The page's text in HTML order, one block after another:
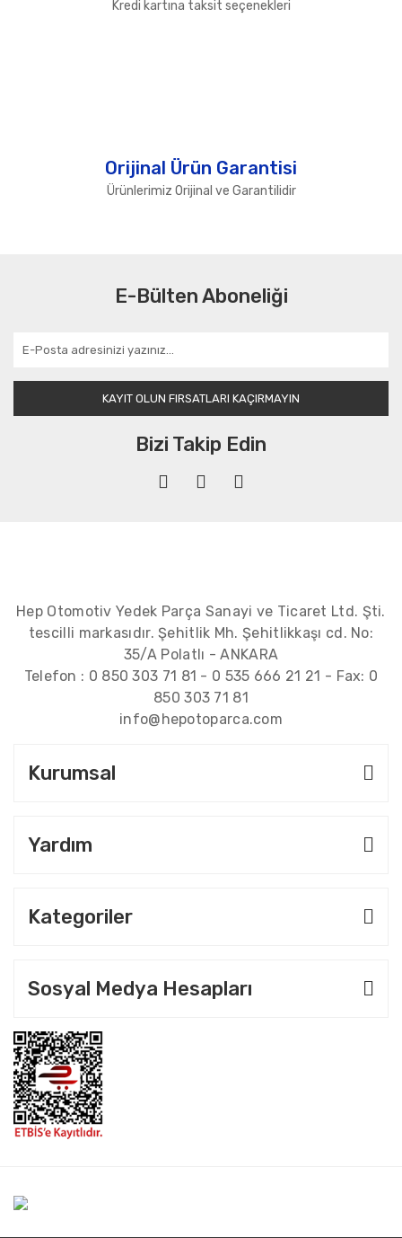
Kredi kartına taksit seçenekleri
Orijinal Ürün Garantisi
Ürünlerimiz Orijinal ve Garantilidir
E-Bülten Aboneliği
KAYIT OLUN FIRSATLARI KAÇIRMAYIN
Bizi Takip Edin
Hep Otomotiv Yedek Parça Sanayi ve Ticaret Ltd. Şti.
tescilli markasıdır. Şehitlik Mh. Şehitlikkaşı cd. No:
35/A Polatlı - ANKARA
Telefon : 0 850 303 71 81 - 0 535 666 21 21 - Fax: 0
850 303 71 81
info@hepotoparca.com
Kurumsal
Yardım
Kategoriler
Sosyal Medya Hesapları